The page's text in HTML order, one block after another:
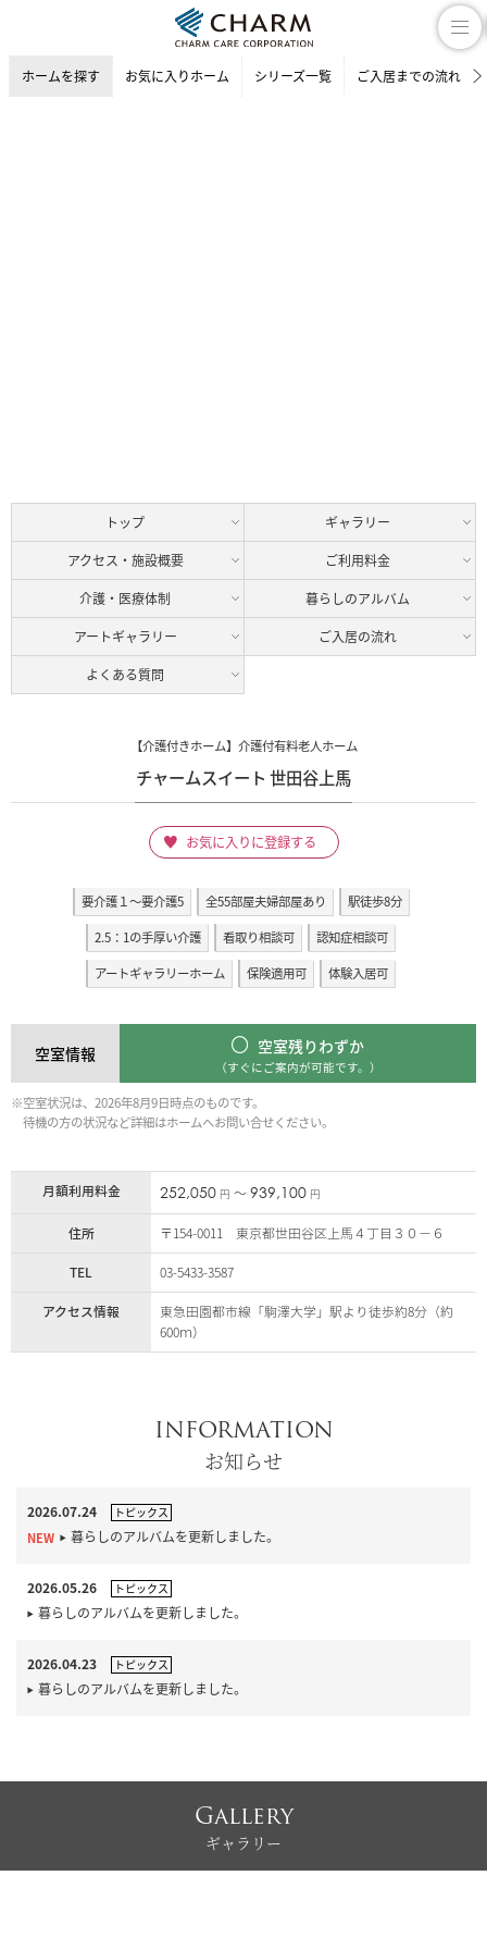
ホームを探す お気に入りホーム シリーズ一覧 ご入居までの流れ
トップ
ギャラリー
アクセス・施設概要
ご利用料金
介護・医療体制
暮らしのアルバム
アートギャラリー
ご入居の流れ
よくある質問
【介護付きホーム】介護付有料老人ホーム
チャームスイート 世田谷上馬
お気に入りに登録する
要介護１～要介護5 全55部屋夫婦部屋あり
駅徒歩8分
2.5：1の手厚い介護
看取り相談可
認知症相談可
アートギャラリーホーム
保険適用可 体験入居可
空室情報 空室残りわずか
（すぐにご案内が可能です。）
※空室状況は、2026年8月9日時点のものです。
待機の方の状況など詳細はホームへお問い合せください。
月額利用料金 252,050 円 〜 939,100 円
住所
〒154-0011 東京都世田谷区上馬４丁目３０－６
TEL
03-5433-3587
アクセス情報
東急田園都市線「駒澤大学」駅より徒歩約8分（約
600ｍ）
INFORMATION
お知らせ
2026.07.24 トピックス
暮らしのアルバムを更新しました。
2026.05.26 トピックス
暮らしのアルバムを更新しました。
2026.04.23 トピックス
暮らしのアルバムを更新しました。
Gallery
ギャラリー